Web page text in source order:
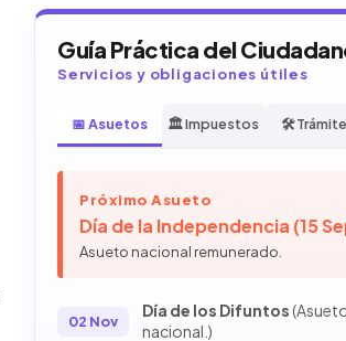
Guía Práctica del
Servicios y obligaciones útiles
📅 Asuetos 🏛️ Impuestos 🛠️
Próximo Asueto
Día de la Independencia (15
Asueto nacional remunerado.
02 Nov
Día de los Difuntos
nacional.)